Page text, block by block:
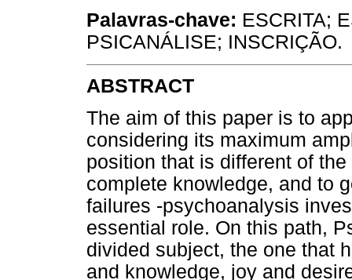
Palavras-chave: ESCRITA;
PSICANÁLISE; INSCRIÇÃO.
ABSTRACT
The aim of this paper is to
considering its maximum
position that is different of
complete knowledge, and to
failures -psychoanalysis
essential role. On this path,
divided subject, the one that
and knowledge, joy and